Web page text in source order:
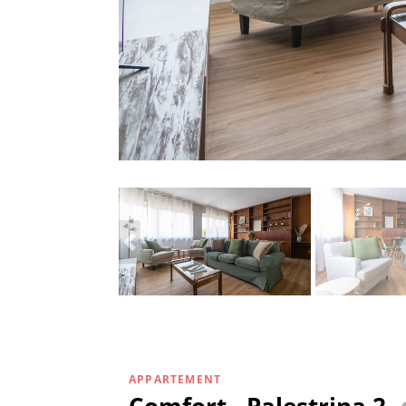
APPARTEMENT